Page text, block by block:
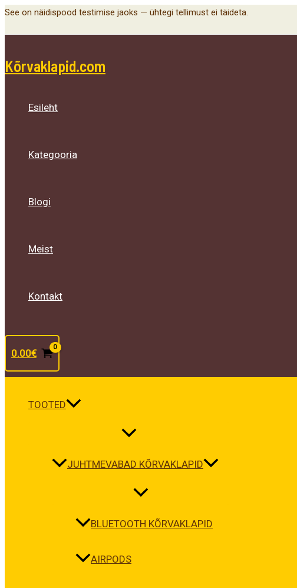
Skip
See on näidispood testimise jaoks — ühtegi tellimust ei täideta.
Kõrvaklapid.com
Esileht
Kategooria
Blogi
Meist
Kontakt
0.00€
TOOTED
Menu
Toggle
JUHTMEVABAD KÕRVAKLAPID
Menu
Toggle
BLUETOOTH KÕRVAKLAPID
AIRPODS
Menu
Toggle